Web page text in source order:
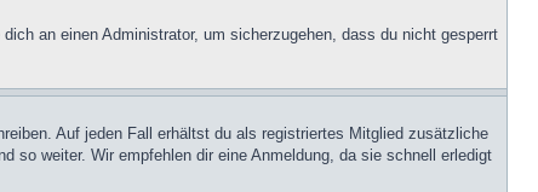
an einen Administrator, um sicherzugehen, dass du nicht gesperrt
Auf jeden Fall erhältst du als registriertes Mitglied zusätzliche
so weiter. Wir empfehlen dir eine Anmeldung, da sie schnell erledigt